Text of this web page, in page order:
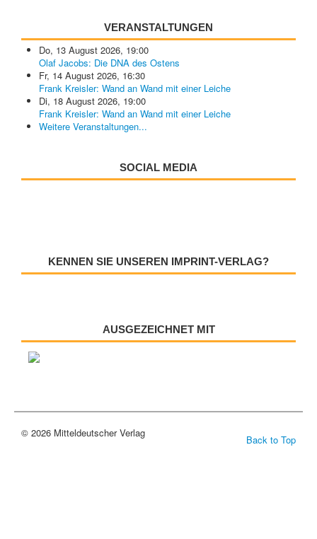
VERANSTALTUNGEN
Do, 13 August 2026, 19:00
Olaf Jacobs: Die DNA des Ostens
Fr, 14 August 2026, 16:30
Frank Kreisler: Wand an Wand mit einer Leiche
Di, 18 August 2026, 19:00
Frank Kreisler: Wand an Wand mit einer Leiche
Weitere Veranstaltungen...
SOCIAL MEDIA
KENNEN SIE UNSEREN IMPRINT-VERLAG?
AUSGEZEICHNET MIT
Back to Top
© 2026 Mitteldeutscher Verlag